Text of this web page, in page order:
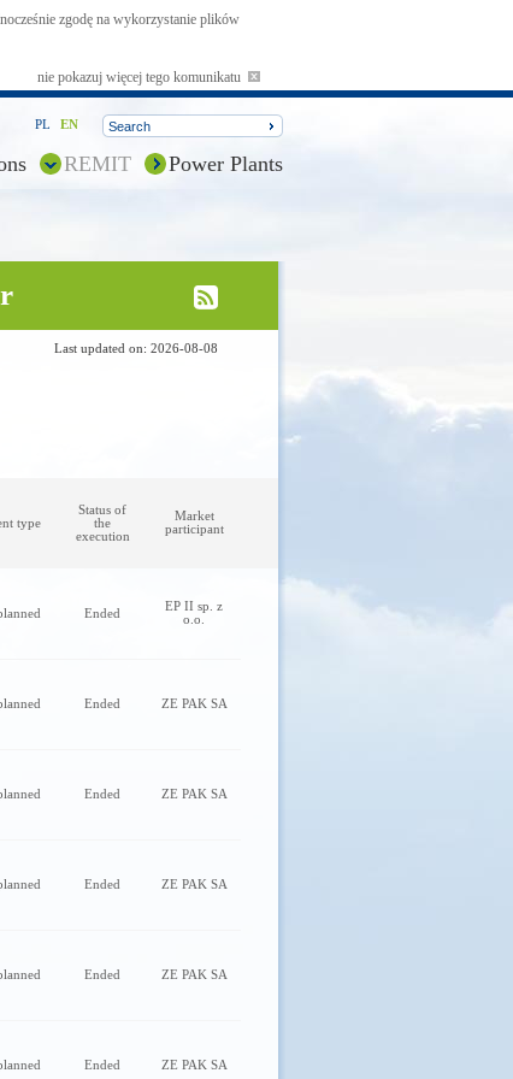
zgodę na wykorzystanie plików
nie pokazuj więcej tego komunikatu
PL EN
REMIT Power Plants
Last updated on: 2026-08-08
type
Status of
the
execution
Market
participant
Ended
EP II sp. z
o.o.
Ended ZE PAK SA
Ended ZE PAK SA
Ended ZE PAK SA
Ended ZE PAK SA
Ended ZE PAK SA